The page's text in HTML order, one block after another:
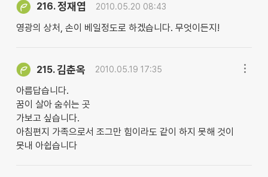
216.정재엽 2010.05.20 08:43
영광의 상처, 손이 베일정도로 하겠습니다. 무엇이든지!
215.김춘옥 2010.05.19 17:35
아름답습니다.
꿈이 살아 숨쉬는 곳
가보고 싶습니다.
아침편지 가족으로서 조그만 힘이라도 같이 하지 못해 것이
못내 아쉽습니다